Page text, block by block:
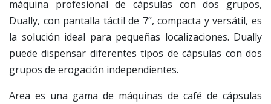
máquina profesional de cápsulas con dos grupos,
Dually, con pantalla táctil de 7”, compacta y versátil, es
la solución ideal para pequeñas localizaciones. Dually
puede dispensar diferentes tipos de cápsulas con dos
grupos de erogación independientes.
Area es una gama de máquinas de café de cápsulas